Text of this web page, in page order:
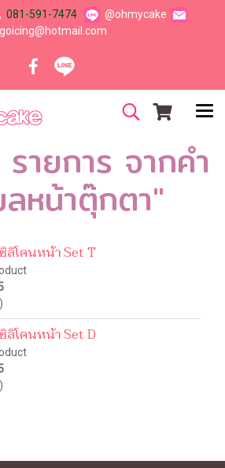
081-591-7474
@ohmycake
ายการ จากคำ
ลหน้าตุ๊กตา"
โคนหน้า Set T
โคนหน้า Set D